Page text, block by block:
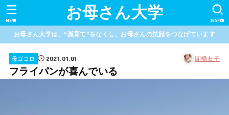
お母さん大学 SEARCH
MENU
お母さん大学は、“孤育て”をなくし、お母さんの笑顔をつなげています
母ゴコロ 2021.01.01 間橋友子
フライパンが喜んでいる